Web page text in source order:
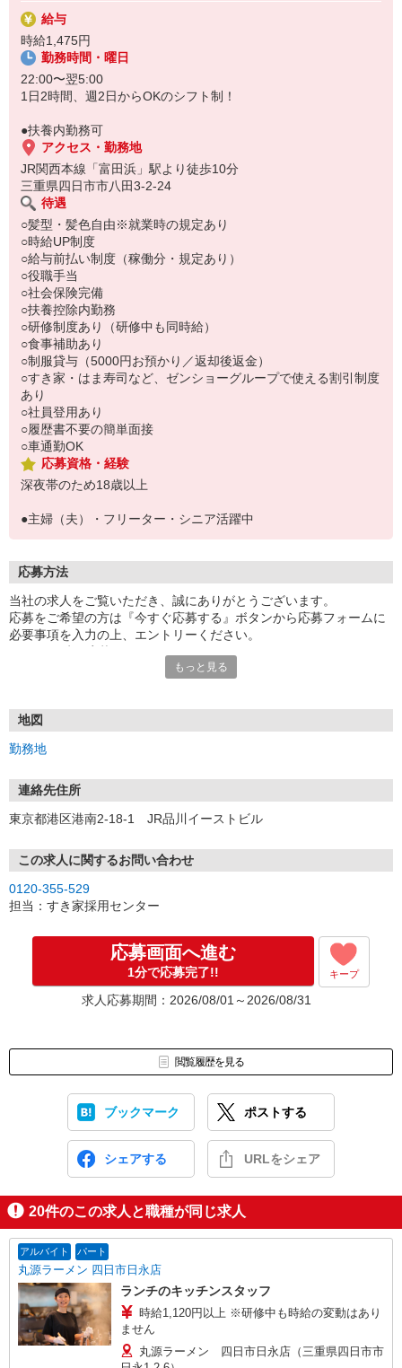
他にも、食材の調整や金銭管理、新しく入社したクルーの研修など
様々なお仕事があります。
セルフオーダー、セルフ会計で、現金の受け渡しはほとんどありま
せん。※一部店舗を除く
取り間違いもなく安心でスムーズ♪
マニュアルも用意していますので飲食店が初めての方でも大丈夫！
もちろん先輩クルーがしっかり教えてくれるので安心してくださ
い。
給与
時給1,475円
勤務時間・曜日
22:00〜翌5:00
1日2時間、週2日からOKのシフト制！
●扶養内勤務可
アクセス・勤務地
JR関西本線「富田浜」駅より徒歩10分
三重県四日市市八田3-2-24
待遇
○髪型・髪色自由※就業時の規定あり
○時給UP制度
○給与前払い制度（稼働分・規定あり）
○役職手当
○社会保険完備
○扶養控除内勤務
○研修制度あり（研修中も同時給）
○食事補助あり
○制服貸与（5000円お預かり／返却後返金）
○すき家・はま寿司など、ゼンショーグループで使える割引制度
あり
○社員登用あり
○履歴書不要の簡単面接
○車通勤OK
応募資格・経験
深夜帯のため18歳以上
●主婦（夫）・フリーター・シニア活躍中
応募方法
当社の求人をご覧いただき、誠にありがとうございます。
応募をご希望の方は『今すぐ応募する』ボタンから応募フォームに
必要事項を入力の上、エントリーください。
号」など
もっと見る
地図
勤務地
連絡先住所
東京都港区港南2-18-1 JR品川イーストビル
この求人に関するお問い合わせ
0120-355-529
担当：すき家採用センター
応募画面へ進む
1分で応募完了!! キープ
求人応募期間：2026/08/01～2026/08/31
閲覧履歴を見る
ブックマーク ポストする
シェアする URLをシェア
20件のこの求人と職種が同じ求人
アルバイト パート
丸源ラーメン 四日市日永店
ランチのキッチンスタッフ
時給1,120円以上 ※研修中も時給の変動はあり
ません
丸源ラーメン 四日市日永店（三重県四日市市